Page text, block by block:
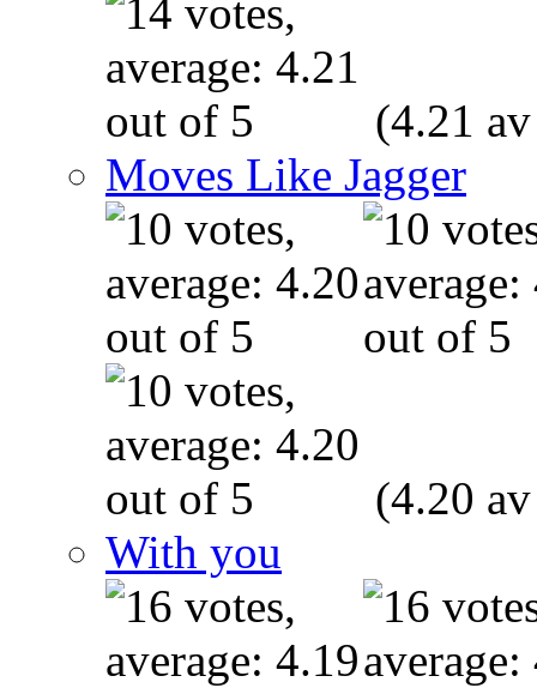
(4.21
Moves Like Jagger
(4.20
With you